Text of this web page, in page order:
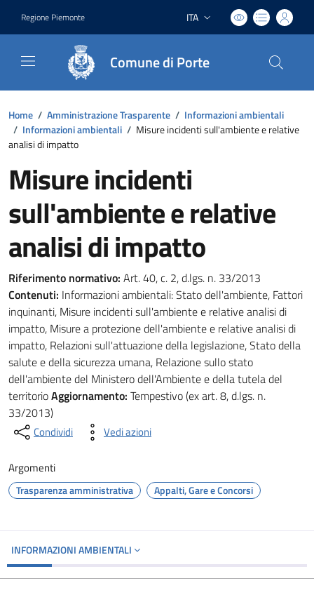
Regione Piemonte Lingua attiva:
ITA
Comune di Porte
Home / Amministrazione Trasparente / Informazioni ambientali
/ Informazioni ambientali / Misure incidenti sull'ambiente e relative
analisi di impatto
Misure incidenti
sull'ambiente e relative
analisi di impatto
Riferimento normativo: Art. 40, c. 2, d.lgs. n. 33/2013
Contenuti: Informazioni ambientali: Stato dell'ambiente, Fattori
inquinanti, Misure incidenti sull'ambiente e relative analisi di
impatto, Misure a protezione dell'ambiente e relative analisi di
impatto, Relazioni sull'attuazione della legislazione, Stato della
salute e della sicurezza umana, Relazione sullo stato
dell'ambiente del Ministero dell'Ambiente e della tutela del
territorioAggiornamento: Tempestivo (ex art. 8, d.lgs. n.
33/2013)
Condividi Vedi azioni
Argomenti
Trasparenza amministrativa Appalti, Gare e Concorsi
INFORMAZIONI AMBIENTALI